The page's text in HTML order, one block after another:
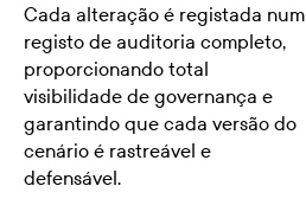
Cada alteração é registada num
registo de auditoria completo,
proporcionando total
visibilidade de governança e
garantindo que cada versão do
cenário é rastreável e
defensável.